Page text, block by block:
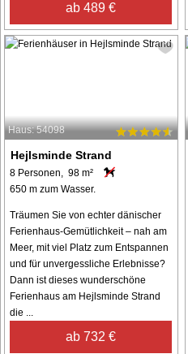
ab 489 €
Haus: 54098
Hejlsminde Strand
8 Personen, 98 m²
650 m zum Wasser.
Träumen Sie von echter dänischer
Ferienhaus-Gemütlichkeit – nah am
Meer, mit viel Platz zum Entspannen
und für unvergessliche Erlebnisse?
Dann ist dieses wunderschöne
Ferienhaus am Hejlsminde Strand
die ...
ab 732 €